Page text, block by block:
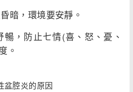
，環境要安靜。
，防止七情(喜、怒、憂、
。
盆腔炎的原因